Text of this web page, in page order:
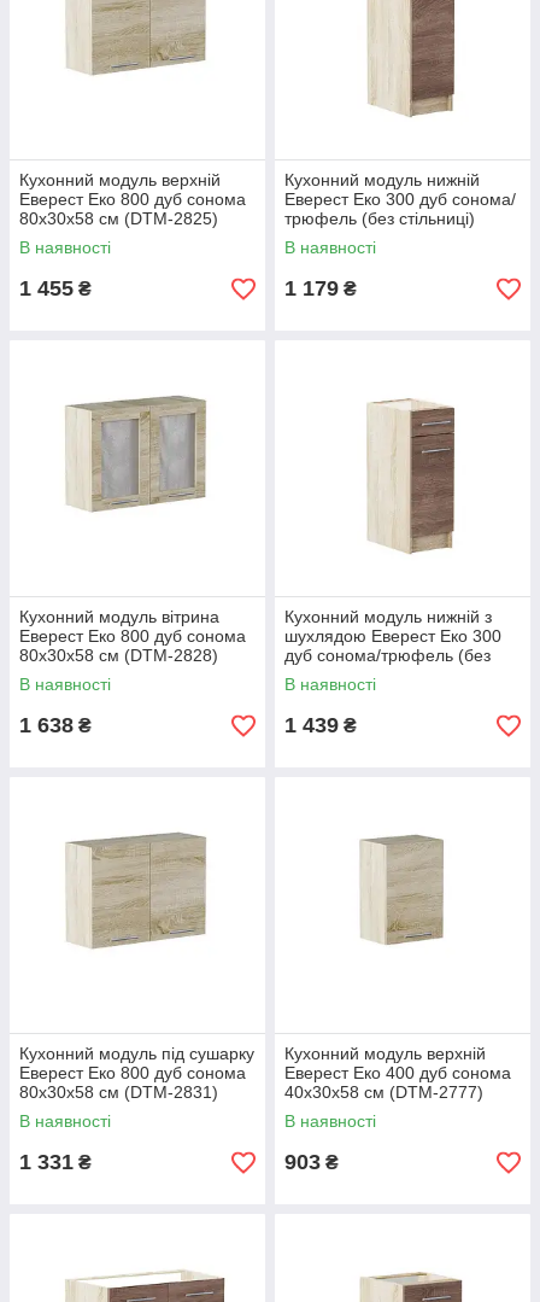
Кухонний модуль верхній
Еверест Еко 800 дуб сонома
80х30х58 см (DTM-2825)
В наявності
1 455 ₴
Кухонний модуль нижній
Еверест Еко 300 дуб сонома/
трюфель (без стільниці)
30х46х82 см (DTM-2771)
В наявності
1 179 ₴
Кухонний модуль вітрина
Еверест Еко 800 дуб сонома
80х30х58 см (DTM-2828)
В наявності
1 638 ₴
Кухонний модуль нижній з
шухлядою Еверест Еко 300
дуб сонома/трюфель (без
стільниці) 30х46х82 см (DTM-
2774)
В наявності
1 439 ₴
Кухонний модуль під сушарку
Еверест Еко 800 дуб сонома
80х30х58 см (DTM-2831)
В наявності
1 331 ₴
Кухонний модуль верхній
Еверест Еко 400 дуб сонома
40х30х58 см (DTM-2777)
В наявності
903 ₴